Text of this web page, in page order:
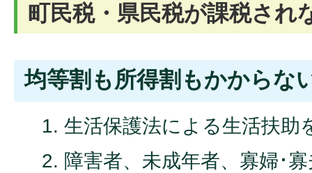
町民税・県民税が課税され
均等割も所得割もかからな
生活保護法による生活扶助
障害者、未成年者、寡婦･